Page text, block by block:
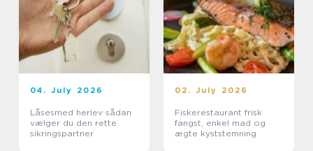
04. July 2026
Låsesmed herlev sådan
vælger du den rette
sikringspartner
02. July 2026
Fiskerestaurant frisk
fangst, enkel mad og
ægte kyststemning